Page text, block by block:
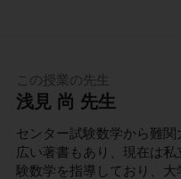
この授業の先生
浅見 尚 先生
センター試験数学から難関
広い著書もあり、現在は
験数学を指導しており、大